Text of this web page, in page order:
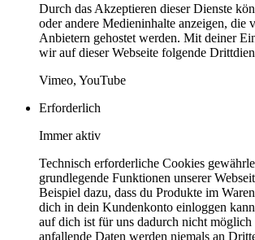
Durch das Akzeptieren dieser Dienste
oder andere Medieninhalte anzeigen, die
Anbietern gehostet werden. Mit deiner
wir auf dieser Webseite folgende
Vimeo, YouTube
Erforderlich
Immer aktiv
Technisch erforderliche Cookies
grundlegende Funktionen unserer
Beispiel dazu, dass du Produkte im
dich in dein Kundenkonto einloggen
auf dich ist für uns dadurch nicht möglich
anfallende Daten werden niemals an